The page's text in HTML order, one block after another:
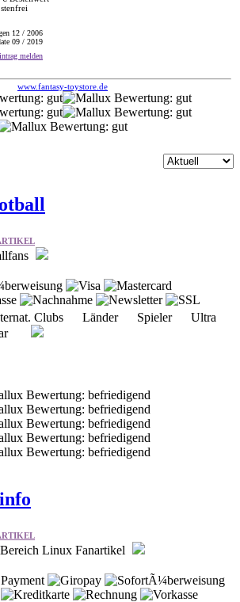
12 / 2006
09 / 2019
melden
www.fantasy-toystore.de
Clubs Länder Spieler Ultra
Linux Fanartikel